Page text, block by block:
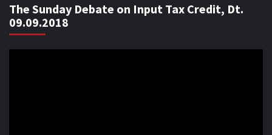
The Sunday Debate on Input Tax Credit, Dt.
09.09.2018